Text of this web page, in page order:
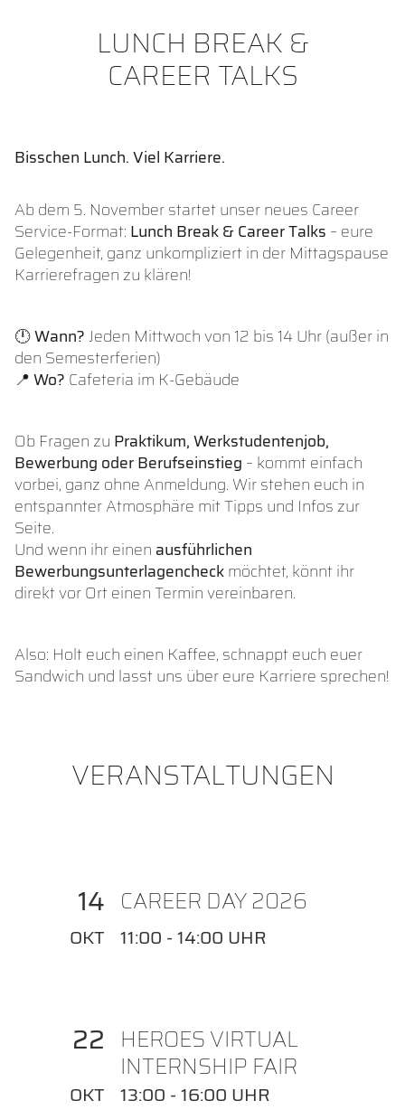
LUNCH BREAK &
CAREER TALKS
Bisschen Lunch. Viel Karriere.
Ab dem 5. November startet unser neues Career
Service-Format: Lunch Break & Career Talks – eure
Gelegenheit, ganz unkompliziert in der Mittagspause
Karrierefragen zu klären!
🕛Wann?Jeden Mittwoch von 12 bis 14 Uhr (außer in
den Semesterferien)
📍Wo? Cafeteria im K-Gebäude
Ob Fragen zu Praktikum, Werkstudentenjob,
Bewerbung oder Berufseinstieg – kommt einfach
vorbei, ganz ohne Anmeldung. Wir stehen euch in
entspannter Atmosphäre mit Tipps und Infos zur
Seite.
Und wenn ihr einen ausführlichen
Bewerbungsunterlagencheckmöchtet, könnt ihr
direkt vor Ort einen Termin vereinbaren.
Also: Holt euch einen Kaffee, schnappt euch euer
Sandwich und lasst uns über eure Karriere sprechen!
VERANSTALTUNGEN
14 CAREER DAY 2026
OKT 11:00 - 14:00 UHR
22 HEROES VIRTUAL
INTERNSHIP FAIR
OKT 13:00 - 16:00 UHR